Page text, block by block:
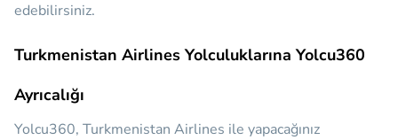
edebilirsiniz.
Turkmenistan Airlines Yolculuklarına Yolcu360
Ayrıcalığı
Yolcu360, Turkmenistan Airlines ile yapacağınız